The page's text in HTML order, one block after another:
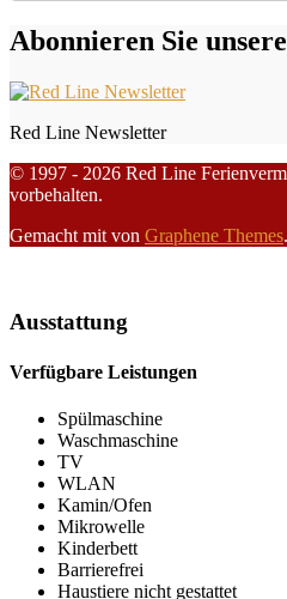
Abonnieren Sie
Red Line Newsletter
© 1997 - 2026 Red Line
vorbehalten.
Gemacht mit von Graphene Themes.
Ausstattung
Verfügbare Leistungen
Spülmaschine
Waschmaschine
TV
WLAN
Kamin/Ofen
Mikrowelle
Kinderbett
Barrierefrei
Haustiere nicht gestattet